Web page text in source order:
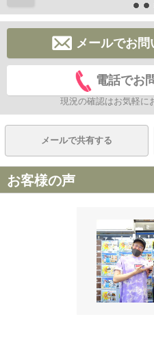
メールでお問
電話でお
現況の確認はお気軽に
メールで共有する
お客様の声